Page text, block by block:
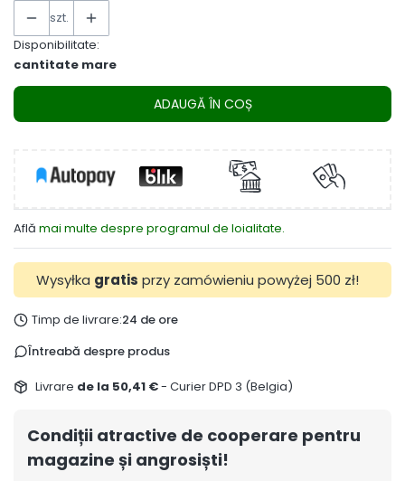
szt.
Disponibilitate:
cantitate mare
ADAUGĂ ÎN COȘ
Află mai multe despre programul de loialitate.
Wysyłka gratis przy zamówieniu powyżej 500 zł!
Timp de livrare:24 de ore
Întreabă despre produs
Livrare de la 50,41 €- Curier DPD 3 (Belgia)
Condiții atractive de cooperare pentru
magazine și angrosiști!